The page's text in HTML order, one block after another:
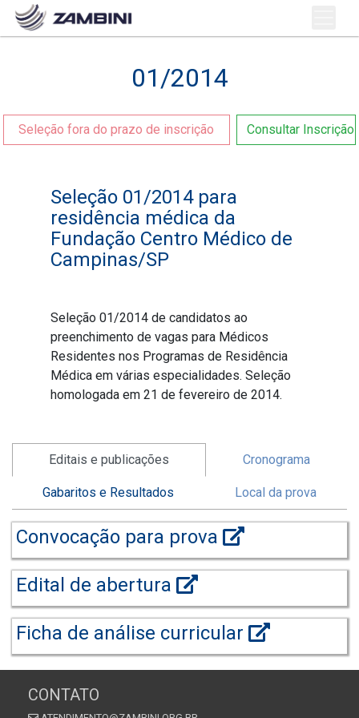
01/2014
Seleção fora do prazo de inscrição Consultar Inscrição
Seleção 01/2014 para
residência médica da
Fundação Centro Médico de
Campinas/SP
Seleção 01/2014 de candidatos ao
preenchimento de vagas para Médicos
Residentes nos Programas de Residência
Médica em várias especialidades. Seleção
homologada em 21 de fevereiro de 2014.
Editais e publicações Cronograma
Gabaritos e Resultados Local da prova
Convocação para prova
Edital de abertura
Ficha de análise curricular
CONTATO